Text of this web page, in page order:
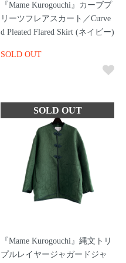
『Mame Kurogouchi』カーブプ
リーツフレアスカート／Curve
d Pleated Flared Skirt (ネイビー)
SOLD OUT
『Mame Kurogouchi』縄文トリ
プルレイヤージャガードジャ